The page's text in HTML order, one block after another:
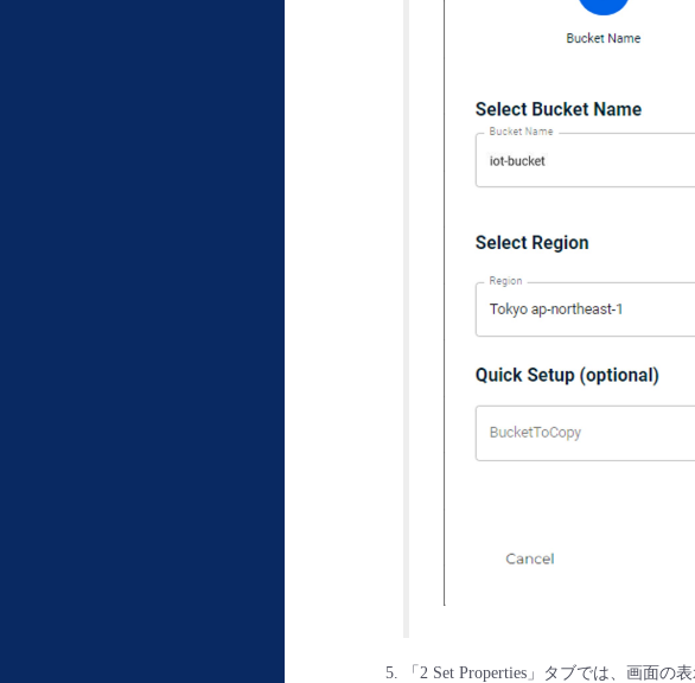
「2 Set Properties」タブでは、画面